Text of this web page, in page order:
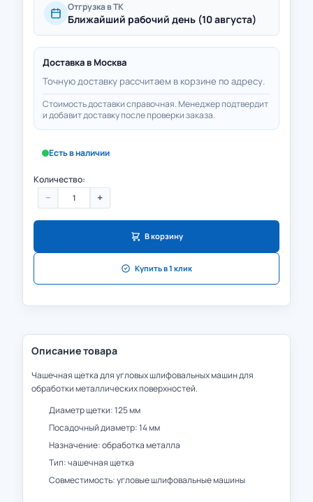
Отгрузка в ТК
Ближайший рабочий день (10 августа)
Доставка в Москва
Точную доставку рассчитаем в корзине по адресу.
Стоимость доставки справочная. Менеджер подтвердит
и добавит доставку после проверки заказа.
Есть в наличии
Количество:
− +
В корзину
Купить в 1 клик
Описание товара
Чашечная щетка для угловых шлифовальных машин для
обработки металлических поверхностей.
Диаметр щетки: 125 мм
Посадочный диаметр: 14 мм
Назначение: обработка металла
Тип: чашечная щетка
Совместимость: угловые шлифовальные машины